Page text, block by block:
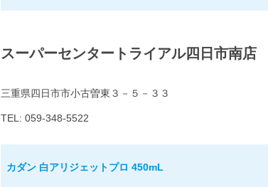
スーパーセンタートライアル四日市南店
三重県四日市市小古曽東３－５－３３
TEL: 059-348-5522
カダン 白アリジェットプロ 450mL